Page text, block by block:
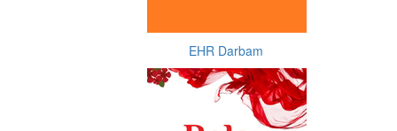
EHR Darbam